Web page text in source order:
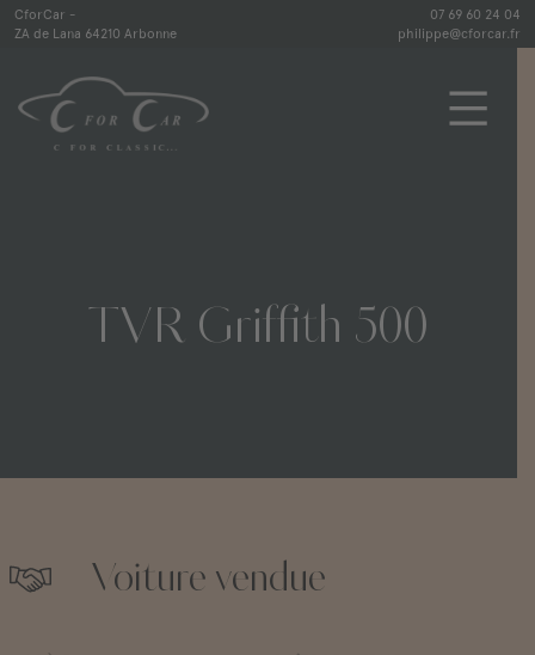
Skip
content
CforCar -
ZA de Lana 64210 Arbonne
07 69 60 24 04
philippe@cforcar.fr
TVR Griffith 500
Voiture vendue